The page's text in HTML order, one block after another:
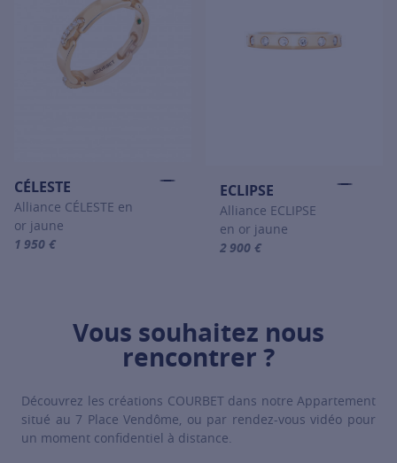
CÉLESTE
Alliance CÉLESTE en
or jaune
1 950 €
ECLIPSE
Alliance ECLIPSE
en or jaune
2 900 €
Vous souhaitez nous
rencontrer ?
Découvrez les créations COURBET dans notre Appartement
situé au 7 Place Vendôme, ou par rendez-vous vidéo pour
un moment confidentiel à distance.